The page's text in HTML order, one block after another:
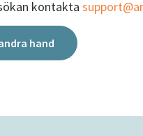
kontakta
hand